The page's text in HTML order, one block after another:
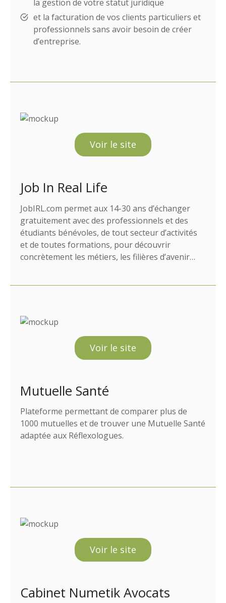
la gestion de votre statut juridique
et la facturation de vos clients particuliers et
professionnels sans avoir besoin de créer
d’entreprise.
Voir le site
Job In Real Life
JobIRL.com permet aux 14-30 ans d’échanger
gratuitement avec des professionnels et des
étudiants bénévoles, de tout secteur d’activités
et de toutes formations, pour découvrir
concrètement les métiers, les filières d’avenir…
Voir le site
Mutuelle Santé
Plateforme permettant de comparer plus de
1000 mutuelles et de trouver une Mutuelle Santé
adaptée aux Réflexologues.
Voir le site
Cabinet Numetik Avocats